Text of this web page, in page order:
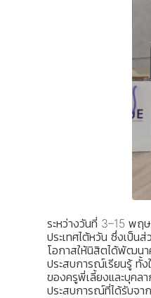
ระหว่างวันที่ 3–15 พ
ประเทศไต้หวัน ซึ่งเป็
โอกาสให้นิสิตได้พัฒนา
ประสบการณ์เรียนรู้ ทั้
ของครูพี่เลี้ยงและบุคล
ประสบการณ์ที่ได้รับจา